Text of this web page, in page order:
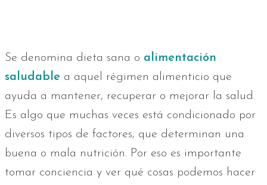
Se denomina dieta sana o alimentación
saludable a aquel régimen alimenticio que
ayuda a mantener, recuperar o mejorar la salud.
Es algo que muchas veces está condicionado por
diversos tipos de factores, que determinan una
buena o mala nutrición. Por eso es importante
tomar conciencia y ver qué cosas podemos hacer